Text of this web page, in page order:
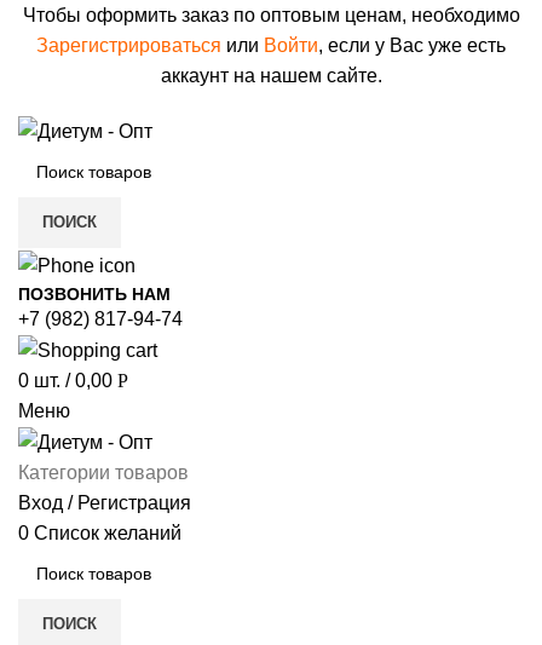
Чтобы оформить заказ по оптовым ценам, необходимо
Зарегистрироваться или Войти, если у Вас уже есть
аккаунт на нашем сайте.
ПОИСК
ПОЗВОНИТЬ НАМ
+7 (982) 817-94-74
0 шт. / 0,00 Р
Меню
Категории товаров
Вход / Регистрация
0 Список желаний
ПОИСК